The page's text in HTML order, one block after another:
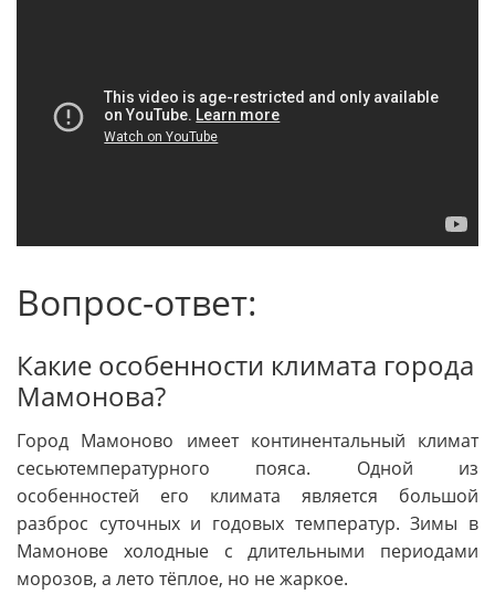
Вопрос-ответ:
Какие особенности климата города
Мамонова?
Город Мамоново имеет континентальный климат
сесьютемпературного пояса. Одной из
особенностей его климата является большой
разброс суточных и годовых температур. Зимы в
Мамонове холодные с длительными периодами
морозов, а лето тёплое, но не жаркое.